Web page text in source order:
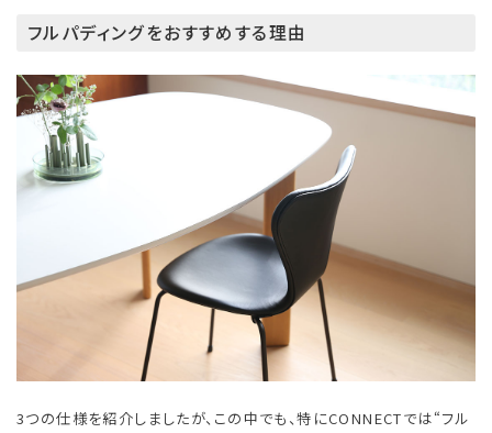
フルパディングをおすすめする理由
3つの仕様を紹介しましたが、この中でも、特にCONNECTでは“フル